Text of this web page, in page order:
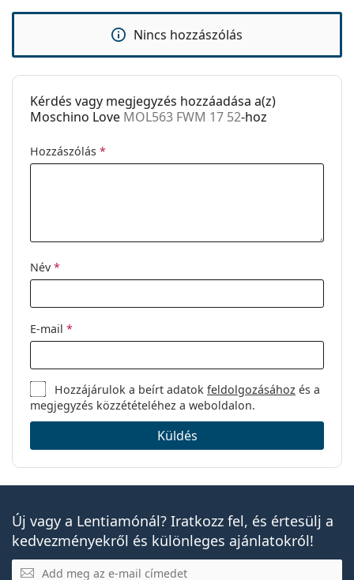
Tok:
Igen
Tisztítókendő:
Igen
Egyéb
Kategória:
Nincs hozzászólás
Kérdés vagy megjegyzés hozzáadása a(z)
Moschino Love MOL563 FWM 17 52-hoz
Hozzászólás *
Név *
E-mail *
Hozzájárulok a beírt adatokfeldolgozásához és a
megjegyzés közzétételéhez a weboldalon.
Küldés
Új vagy a Lentiamónál? Iratkozz fel, és értesülj a
kedvezményekről és különleges ajánlatokról!
E-mail